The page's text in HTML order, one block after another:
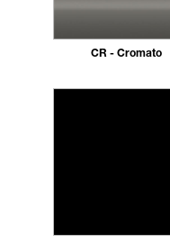
CR - Cromato